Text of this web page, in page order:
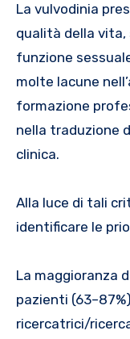
La vulvodinia
qualità della
funzione
molte lacune
formazione
nella traduzione
clinica.
Alla luce di tali
identificare le
La maggioranza
pazienti
ricercatrici/